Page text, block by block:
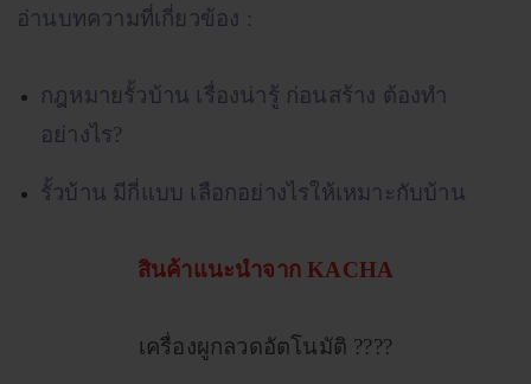
อ่านบทความที่เกี่ยวข้อง :
กฎหมายรั้วบ้าน เรื่องน่ารู้ ก่อนสร้าง ต้องทำ
อย่างไร?
รั้วบ้าน มีกี่แบบ เลือกอย่างไรให้เหมาะกับบ้าน
สินค้าแนะนำจาก KACHA
เครื่องผูกลวดอัตโนมัติ ????